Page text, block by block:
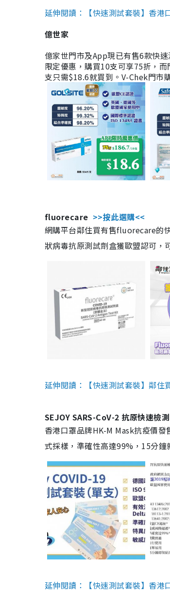
延伸閱讀：【快速測試套裝】香
億世家
億家世門市及App現已有售6款快
限定優惠，購買10支可享75折，
支只需$18.6就買到。V-Chek門市
fluorecare >>按此選購<<
網購平台鄰住買有售fluorecare的
狀病毒抗原測試劑盒獲歐盟認可
延伸閱讀：【快速測試套裝】鄰住
SEJOY SARS-CoV-2 抗原快速檢測
香港口罩品牌HK-M Mask抗疫價
式採樣，準確性高達99%，15分
延伸閱讀：【快速測試套裝】香